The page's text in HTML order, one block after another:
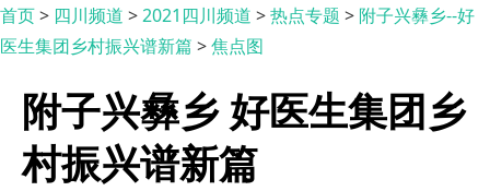
首页> 四川频道 >2021四川频道 >热点专题 > 附子兴彝乡--好
医生集团乡村振兴谱新篇 >焦点图
附子兴彝乡 好医生集团乡
村振兴谱新篇